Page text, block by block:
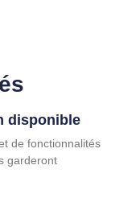
disponible
de fonctionnalités
garderont